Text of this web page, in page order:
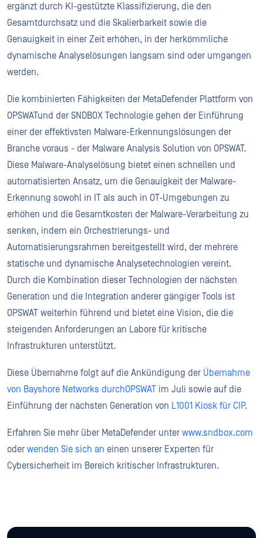
ergänzt durch KI-gestützte Klassifizierung, die den
Gesamtdurchsatz und die Skalierbarkeit sowie die
Genauigkeit in einer Zeit erhöhen, in der herkömmliche
dynamische Analyselösungen langsam sind oder umgangen
werden.
Die kombinierten Fähigkeiten der MetaDefender Plattform von
OPSWATund der SNDBOX Technologie gehen der Einführung
einer der effektivsten Malware-Erkennungslösungen der
Branche voraus - der Malware Analysis Solution von OPSWAT.
Diese Malware-Analyselösung bietet einen schnellen und
automatisierten Ansatz, um die Genauigkeit der Malware-
Erkennung sowohl in IT als auch in OT-Umgebungen zu
erhöhen und die Gesamtkosten der Malware-Verarbeitung zu
senken, indem ein Orchestrierungs- und
Automatisierungsrahmen bereitgestellt wird, der mehrere
statische und dynamische Analysetechnologien vereint.
Durch die Kombination dieser Technologien der nächsten
Generation und die Integration anderer gängiger Tools ist
OPSWAT weiterhin führend und bietet eine Vision, die die
steigenden Anforderungen an Labore für kritische
Infrastrukturen unterstützt.
Diese Übernahme folgt auf die Ankündigung der Übernahme
von Bayshore Networks durchOPSWAT im Juli sowie auf die
Einführung der nächsten Generation von L1001 Kiosk für CIP.
Erfahren Sie mehr über MetaDefender unter www.sndbox.com
oder wenden Sie sich an einen unserer Experten für
Cybersicherheit im Bereich kritischer Infrastrukturen.